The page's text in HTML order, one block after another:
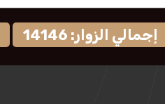
إجمالي الزوار: 14146